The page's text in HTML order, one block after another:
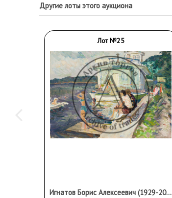
Другие лоты этого аукциона
Лот №25
Игнатов Борис Алексеевич (1929-2026)